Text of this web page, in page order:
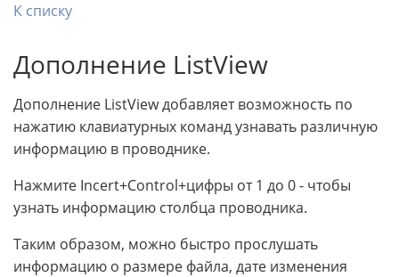
К списку
Дополнение ListView
Дополнение ListView добавляет возможность по
нажатию клавиатурных команд узнавать различную
информацию в проводнике.
Нажмите Incert+Control+цифры от 1 до 0 - чтобы
узнать информацию столбца проводника.
Таким образом, можно быстро прослушать
информацию о размере файла, дате изменения